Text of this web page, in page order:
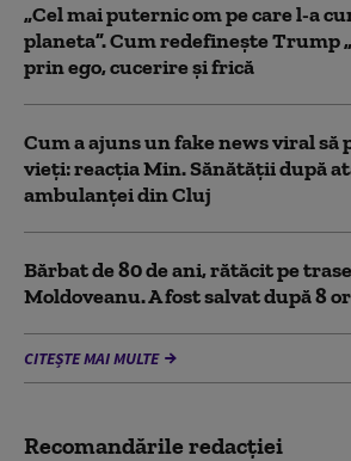
„Cel mai puternic om pe care l-a
planeta”. Cum redefinește Trump
prin ego, cucerire și frică
Cum a ajuns un fake news viral să
vieți: reacția Min. Sănătății după
ambulanței din Cluj
Bărbat de 80 de ani, rătăcit pe
Moldoveanu. A fost salvat după 8
CITEȘTE MAI MULTE
Recomandările redacţiei